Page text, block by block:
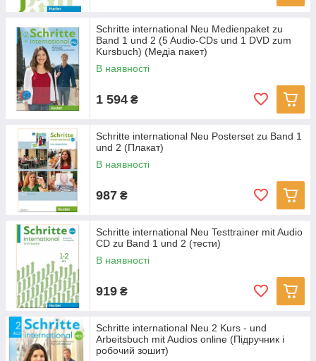
Schritte international Neu Medienpaket zu
Band 1 und 2 (5 Audio-CDs und 1 DVD zum
Kursbuch) (Медіа пакет)
В наявності
1 594 ₴
Schritte international Neu Posterset zu Band 1
und 2 (Плакат)
В наявності
987 ₴
Schritte international Neu Testtrainer mit Audio
CD zu Band 1 und 2 (тести)
В наявності
919 ₴
Schritte international Neu 2 Kurs - und
Arbeitsbuch mit Audios online (Підручник і
робочий зошит)